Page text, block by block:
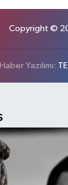
Copyright ©
Haber Yazılımı: